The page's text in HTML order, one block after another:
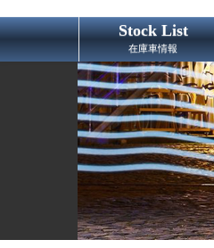
Stock List
在庫車情報